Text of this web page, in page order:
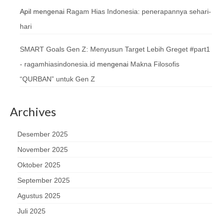
Apil mengenai Ragam Hias Indonesia: penerapannya sehari-
hari
SMART Goals Gen Z: Menyusun Target Lebih Greget #part1
- ragamhiasindonesia.id mengenai Makna Filosofis
“QURBAN” untuk Gen Z
Archives
Desember 2025
November 2025
Oktober 2025
September 2025
Agustus 2025
Juli 2025